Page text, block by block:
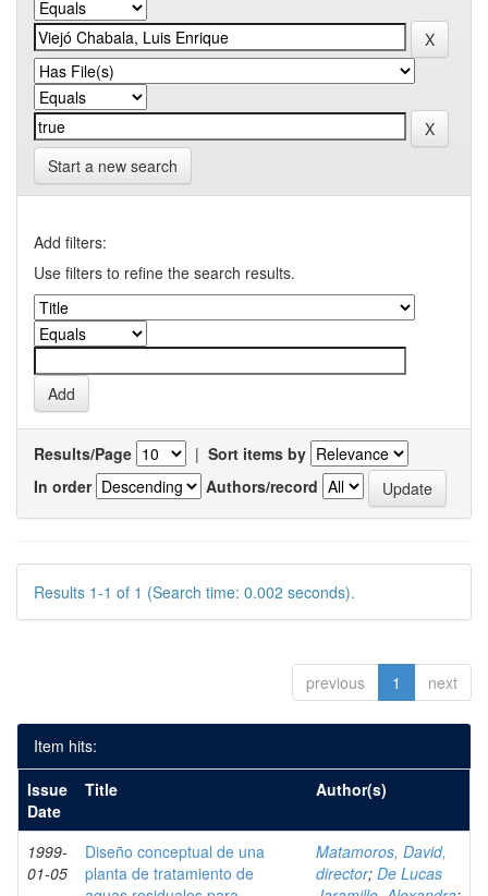
Start a new search
Add filters:
Use filters to refine the search results.
Results/Page | Sort items by
In order
Authors/record
Results 1-1 of 1 (Search time: 0.002 seconds).
previous 1 next
Item hits:
Issue
Date
Title Author(s)
1999-
01-05
Diseño conceptual de una
planta de tratamiento de
Matamoros, David,
director; De Lucas